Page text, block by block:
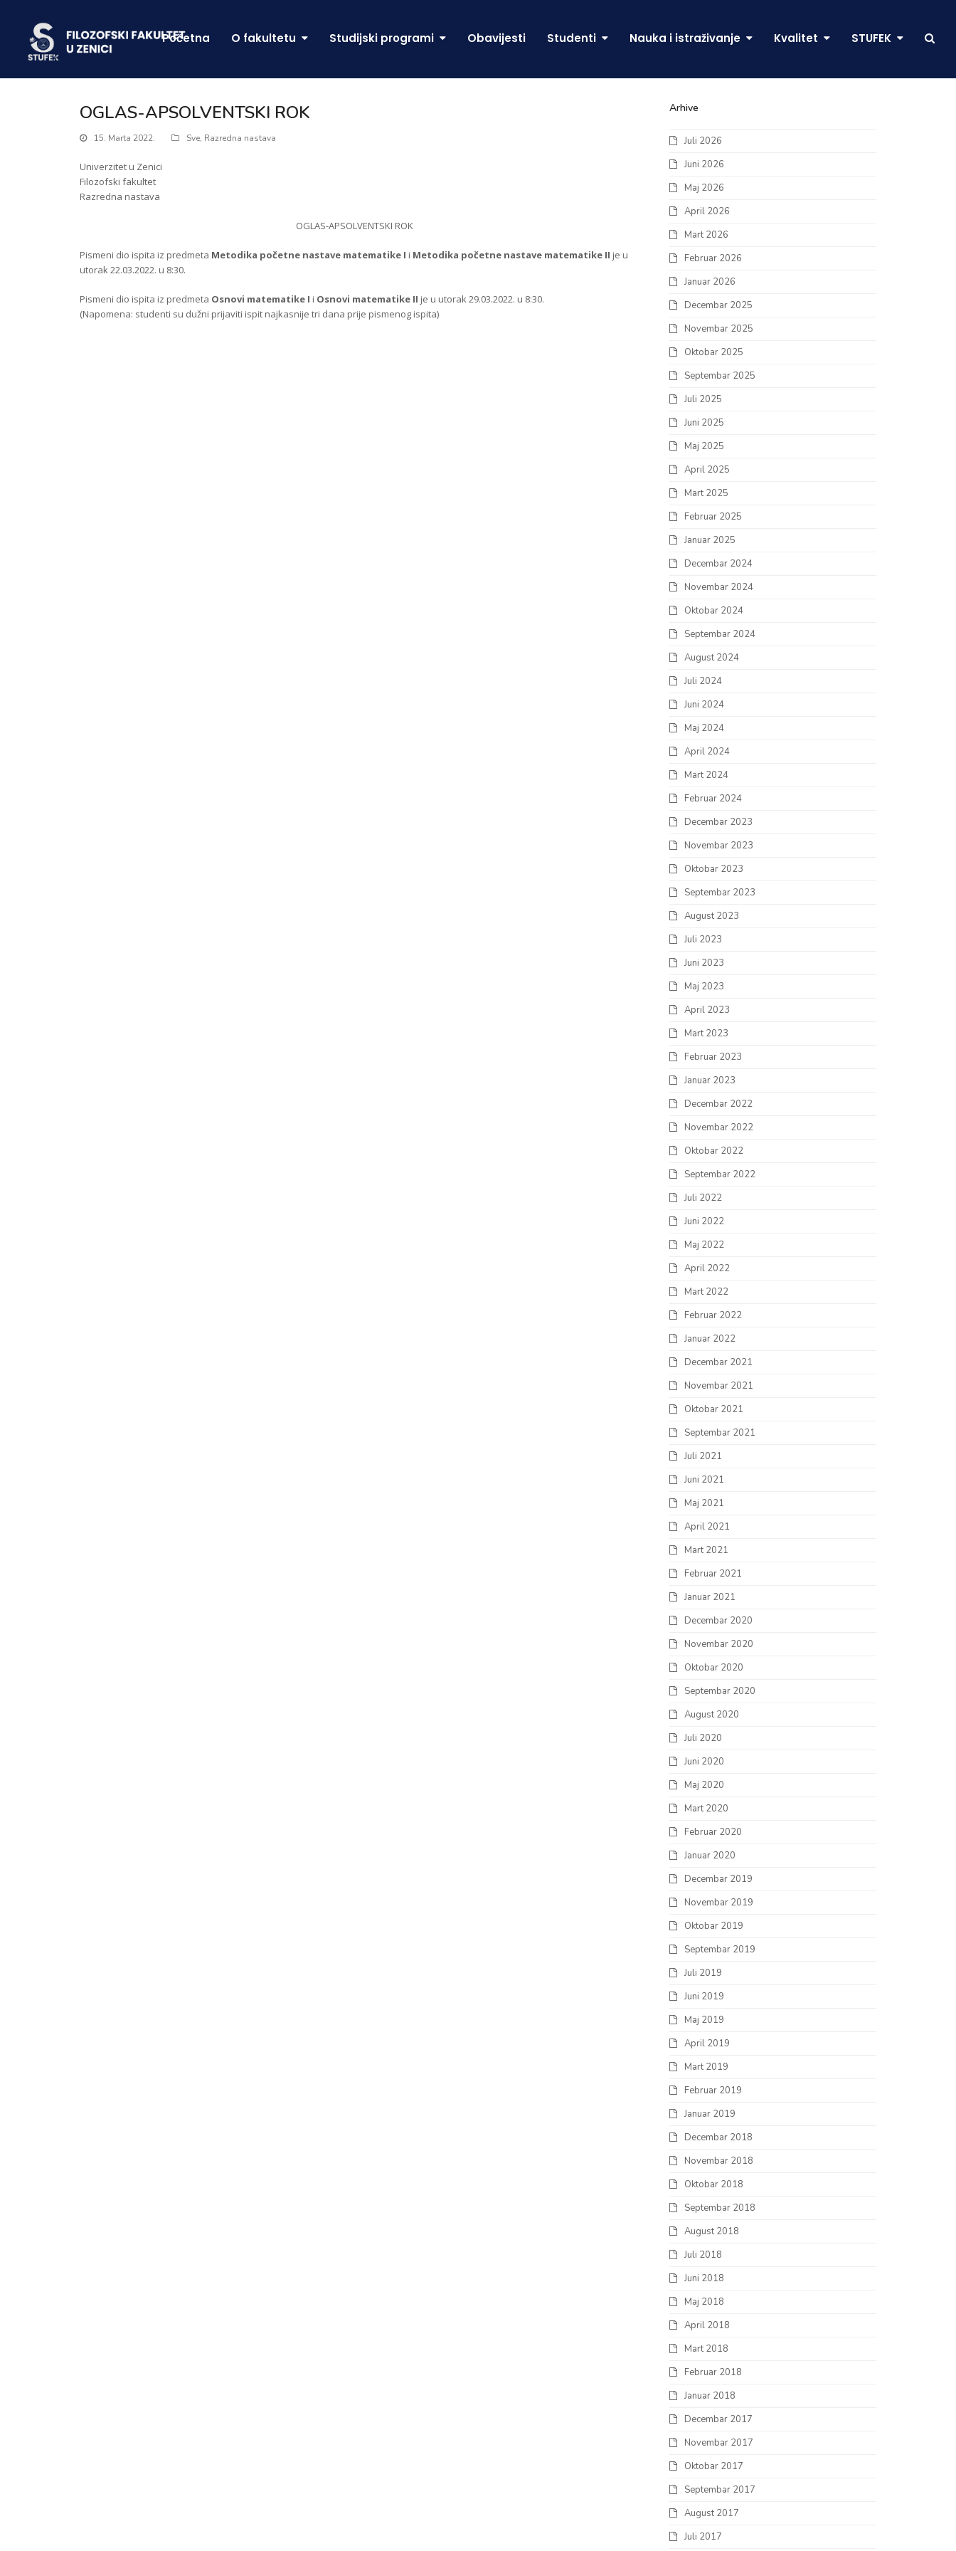
Početna O fakultetu Studijski programi Obavijesti Studenti Nauka i istraživanje Kvalitet STUFEK
OGLAS-APSOLVENTSKI ROK
15. Marta 2022. Sve, Razredna nastava
Univerzitet u Zenici
Filozofski fakultet
Razredna nastava
OGLAS-APSOLVENTSKI ROK
Pismeni dio ispita iz predmeta Metodika početne nastave matematike I i Metodika početne nastave matematike II je u
utorak 22.03.2022. u 8:30.
Pismeni dio ispita iz predmeta Osnovi matematike I i Osnovi matematike II je u utorak 29.03.2022. u 8:30.
(Napomena: studenti su dužni prijaviti ispit najkasnije tri dana prije pismenog ispita)
Arhive
Juli 2026
Juni 2026
Maj 2026
April 2026
Mart 2026
Februar 2026
Januar 2026
Decembar 2025
Novembar 2025
Oktobar 2025
Septembar 2025
Juli 2025
Juni 2025
Maj 2025
April 2025
Mart 2025
Februar 2025
Januar 2025
Decembar 2024
Novembar 2024
Oktobar 2024
Septembar 2024
August 2024
Juli 2024
Juni 2024
Maj 2024
April 2024
Mart 2024
Februar 2024
Decembar 2023
Novembar 2023
Oktobar 2023
Septembar 2023
August 2023
Juli 2023
Juni 2023
Maj 2023
April 2023
Mart 2023
Februar 2023
Januar 2023
Decembar 2022
Novembar 2022
Oktobar 2022
Septembar 2022
Juli 2022
Juni 2022
Maj 2022
April 2022
Mart 2022
Februar 2022
Januar 2022
Decembar 2021
Novembar 2021
Oktobar 2021
Septembar 2021
Juli 2021
Juni 2021
Maj 2021
April 2021
Mart 2021
Februar 2021
Januar 2021
Decembar 2020
Novembar 2020
Oktobar 2020
Septembar 2020
August 2020
Juli 2020
Juni 2020
Maj 2020
Mart 2020
Februar 2020
Januar 2020
Decembar 2019
Novembar 2019
Oktobar 2019
Septembar 2019
Juli 2019
Juni 2019
Maj 2019
April 2019
Mart 2019
Februar 2019
Januar 2019
Decembar 2018
Novembar 2018
Oktobar 2018
Septembar 2018
August 2018
Juli 2018
Juni 2018
Maj 2018
April 2018
Mart 2018
Februar 2018
Januar 2018
Decembar 2017
Novembar 2017
Oktobar 2017
Septembar 2017
August 2017
Juli 2017